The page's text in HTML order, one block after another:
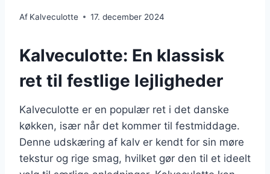
Af Kalveculotte 17. december 2024
Kalveculotte: En klassisk
ret til festlige lejligheder
Kalveculotte er en populær ret i det danske
køkken, især når det kommer til festmiddage.
Denne udskæring af kalv er kendt for sin møre
tekstur og rige smag, hvilket gør den til et ideelt